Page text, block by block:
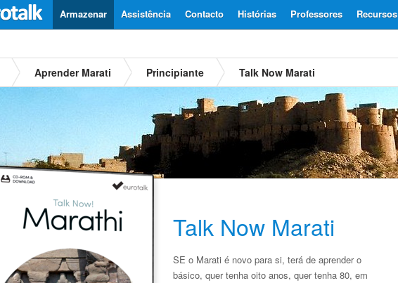
Recursos
Professores
Histórias
Contacto
Assistência
Armazenar
Aprender Marati Principiante Talk Now Marati
Talk Now Marati
SE o Marati é novo para si, terá de aprender o
básico, quer tenha oito anos, quer tenha 80, em